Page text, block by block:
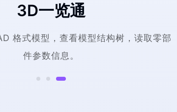
3D一览通
格式模型，查看模型结构树，读取零部
件参数信息。